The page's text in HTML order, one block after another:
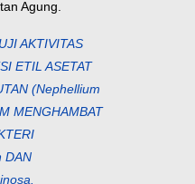
Agung.
UJI AKTIVITAS
ETIL ASETAT
(Nephellium
MENGHAMBAT
DAN